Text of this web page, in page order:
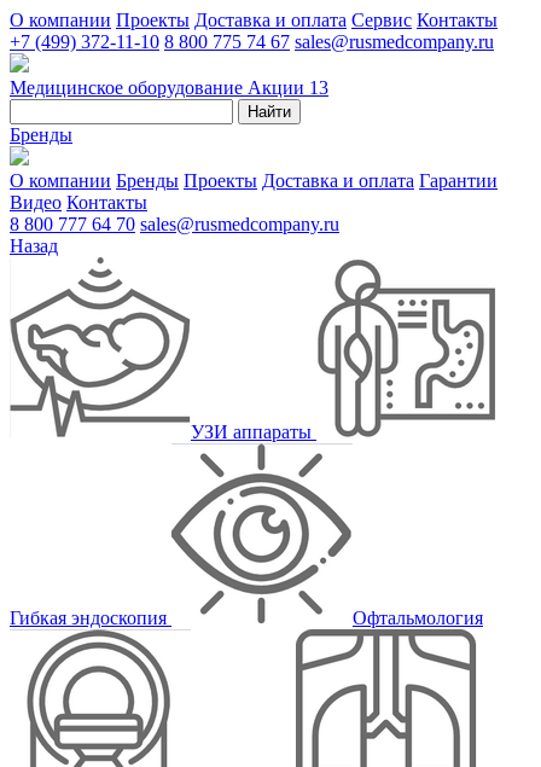
О компании Проекты Доставка и оплата Сервис Контакты
+7 (499) 372-11-10 8 800 775 74 67 sales@rusmedcompany.ru
Медицинское оборудование Акции 13
Найти
Бренды
О компании Бренды Проекты Доставка и оплата Гарантии
Видео Контакты
8 800 777 64 70 sales@rusmedcompany.ru
Назад
УЗИ аппараты
Гибкая эндоскопия Офтальмология